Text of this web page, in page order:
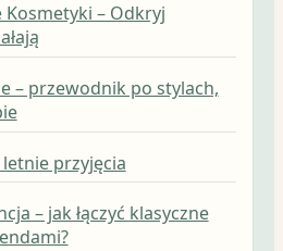
– Odkryj
– przewodnik po stylach,
przyjęcia
– jak łączyć klasyczne